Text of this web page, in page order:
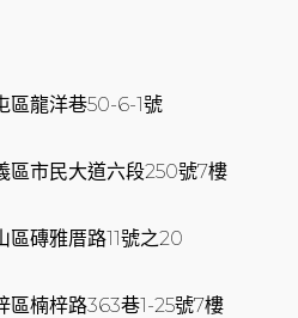
區龍洋巷50-6-1號
區市民大道六段250號7樓
區磚雅厝路11號之20
區楠梓路363巷1-25號7樓